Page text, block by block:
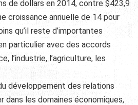
de dollars en 2014, contre $423,9
croissance annuelle de 14 pour
qu’il reste d’importantes
particulier avec des accords
l’industrie, l’agriculture, les
développement des relations
dans les domaines économiques,